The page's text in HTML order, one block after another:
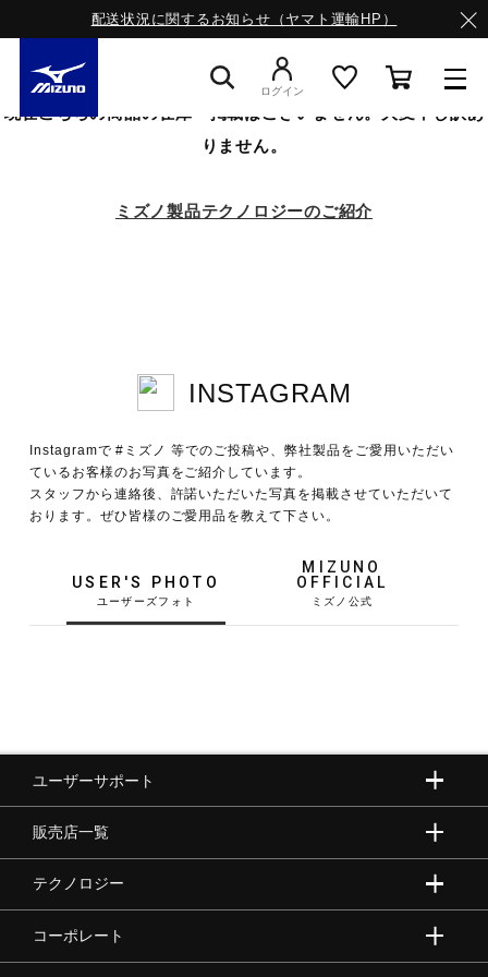
配送状況に関するお知らせ（ヤマト運輸HP）
サッカー／フットサル
トレーニング
ゴルフ
バレーボール
バドミントン
ログイン
現在こちらの商品の在庫・掲載はございません。大変申し訳あ
りません。
ミズノ製品テクノロジーのご紹介
INSTAGRAM
Instagramで #ミズノ 等でのご投稿や、弊社製品をご愛用いただい
ているお客様のお写真をご紹介しています。
スタッフから連絡後、許諾いただいた写真を掲載させていただいて
おります。ぜひ皆様のご愛用品を教えて下さい。
USER'S PHOTO
MIZUNO
OFFICIAL
ユーザーサポート
販売店一覧
テクノロジー
コーポレート